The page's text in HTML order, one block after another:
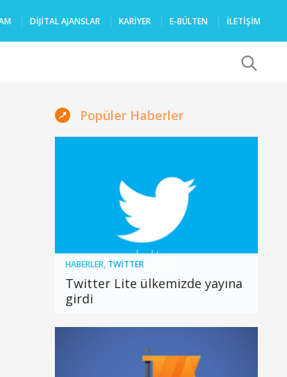
DIJITAL AJANSLAR KARIYER E-BÜLTEN İLETİŞİM
Popüler Haberler
HABERLER, TWITTER
Twitter Lite ülkemizde yayına
girdi